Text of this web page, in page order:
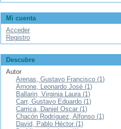
Mi cuenta
Acceder
Registro
Descubre
Autor
Arenas, Gustavo Francisco (1)
Arnone, Leonardo José (1)
Ballarin, Virginia Laura (1)
Carr, Gustavo Eduardo (1)
Carrica, Daniel Oscar (1)
Chacón Rodríguez, Alfonso (1)
David, Pablo Héctor (1)